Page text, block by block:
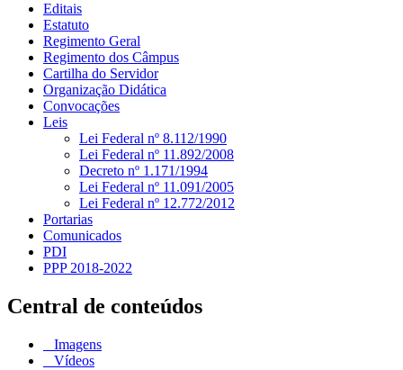
Editais
Estatuto
Regimento Geral
Regimento dos Câmpus
Cartilha do Servidor
Organização Didática
Convocações
Leis
Lei Federal nº 8.112/1990
Lei Federal nº 11.892/2008
Decreto nº 1.171/1994
Lei Federal nº 11.091/2005
Lei Federal nº 12.772/2012
Portarias
Comunicados
PDI
PPP 2018-2022
Central de conteúdos
Imagens
Vídeos